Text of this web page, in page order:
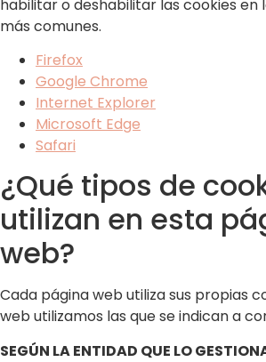
habilitar o deshabilitar las cookies en
más comunes.
Firefox
Google Chrome
Internet Explorer
Microsoft Edge
Safari
¿Qué tipos de
utilizan en esta
web?
Cada página web utiliza sus propias
web utilizamos las que se indican a
SEGÚN LA ENTIDAD QUE LO